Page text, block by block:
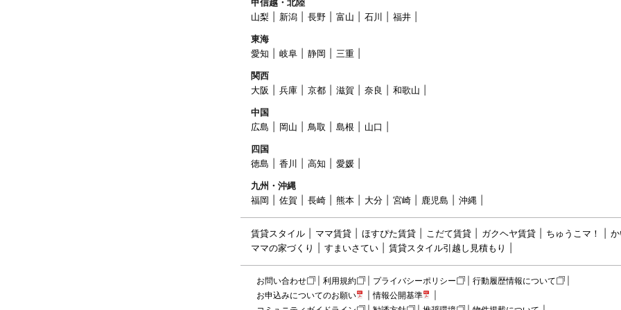
山梨
新潟 長野 富山 石川
福井
東海
愛知
岐阜 静岡
三重
関西
大阪
兵庫 京都 滋賀 奈良
和歌山
中国
広島
岡山 鳥取 島根
山口
四国
徳島
香川 高知
愛媛
九州・沖縄
福岡
佐賀 長崎 熊本 大分 宮崎 鹿児島 沖縄
賃貸スタイル ママ賃貸 ほすぴた賃貸 こだて賃貸 ガクヘヤ賃貸 ちゅうこマ！
ママの家づくり
すまいさてい 賃貸スタイル引越し見積もり
お問い合わせ 利用規約 プライバシーポリシー
行動履歴情報について
お申込みについてのお願い
情報公開基準